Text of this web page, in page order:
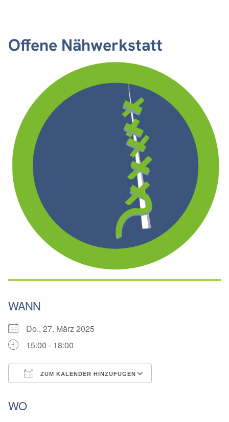
Offene Nähwerkstatt
WANN
Do., 27. März 2025
15:00 - 18:00
ZUM KALENDER HINZUFÜGEN
WO